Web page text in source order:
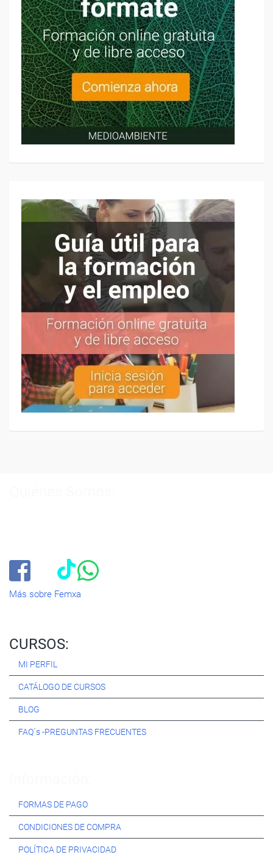
Más sobre Femxa
CURSOS:
MI PERFIL
CATÁLOGO DE CURSOS
BLOG
FAQ´s -PREGUNTAS FRECUENTES
FORMAS DE PAGO
CONDICIONES DE COMPRA
POLÍTICA DE PRIVACIDAD